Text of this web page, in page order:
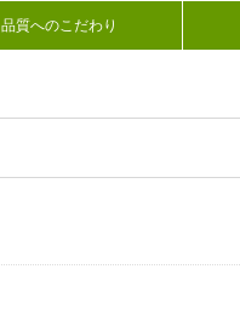
品質へのこだわり